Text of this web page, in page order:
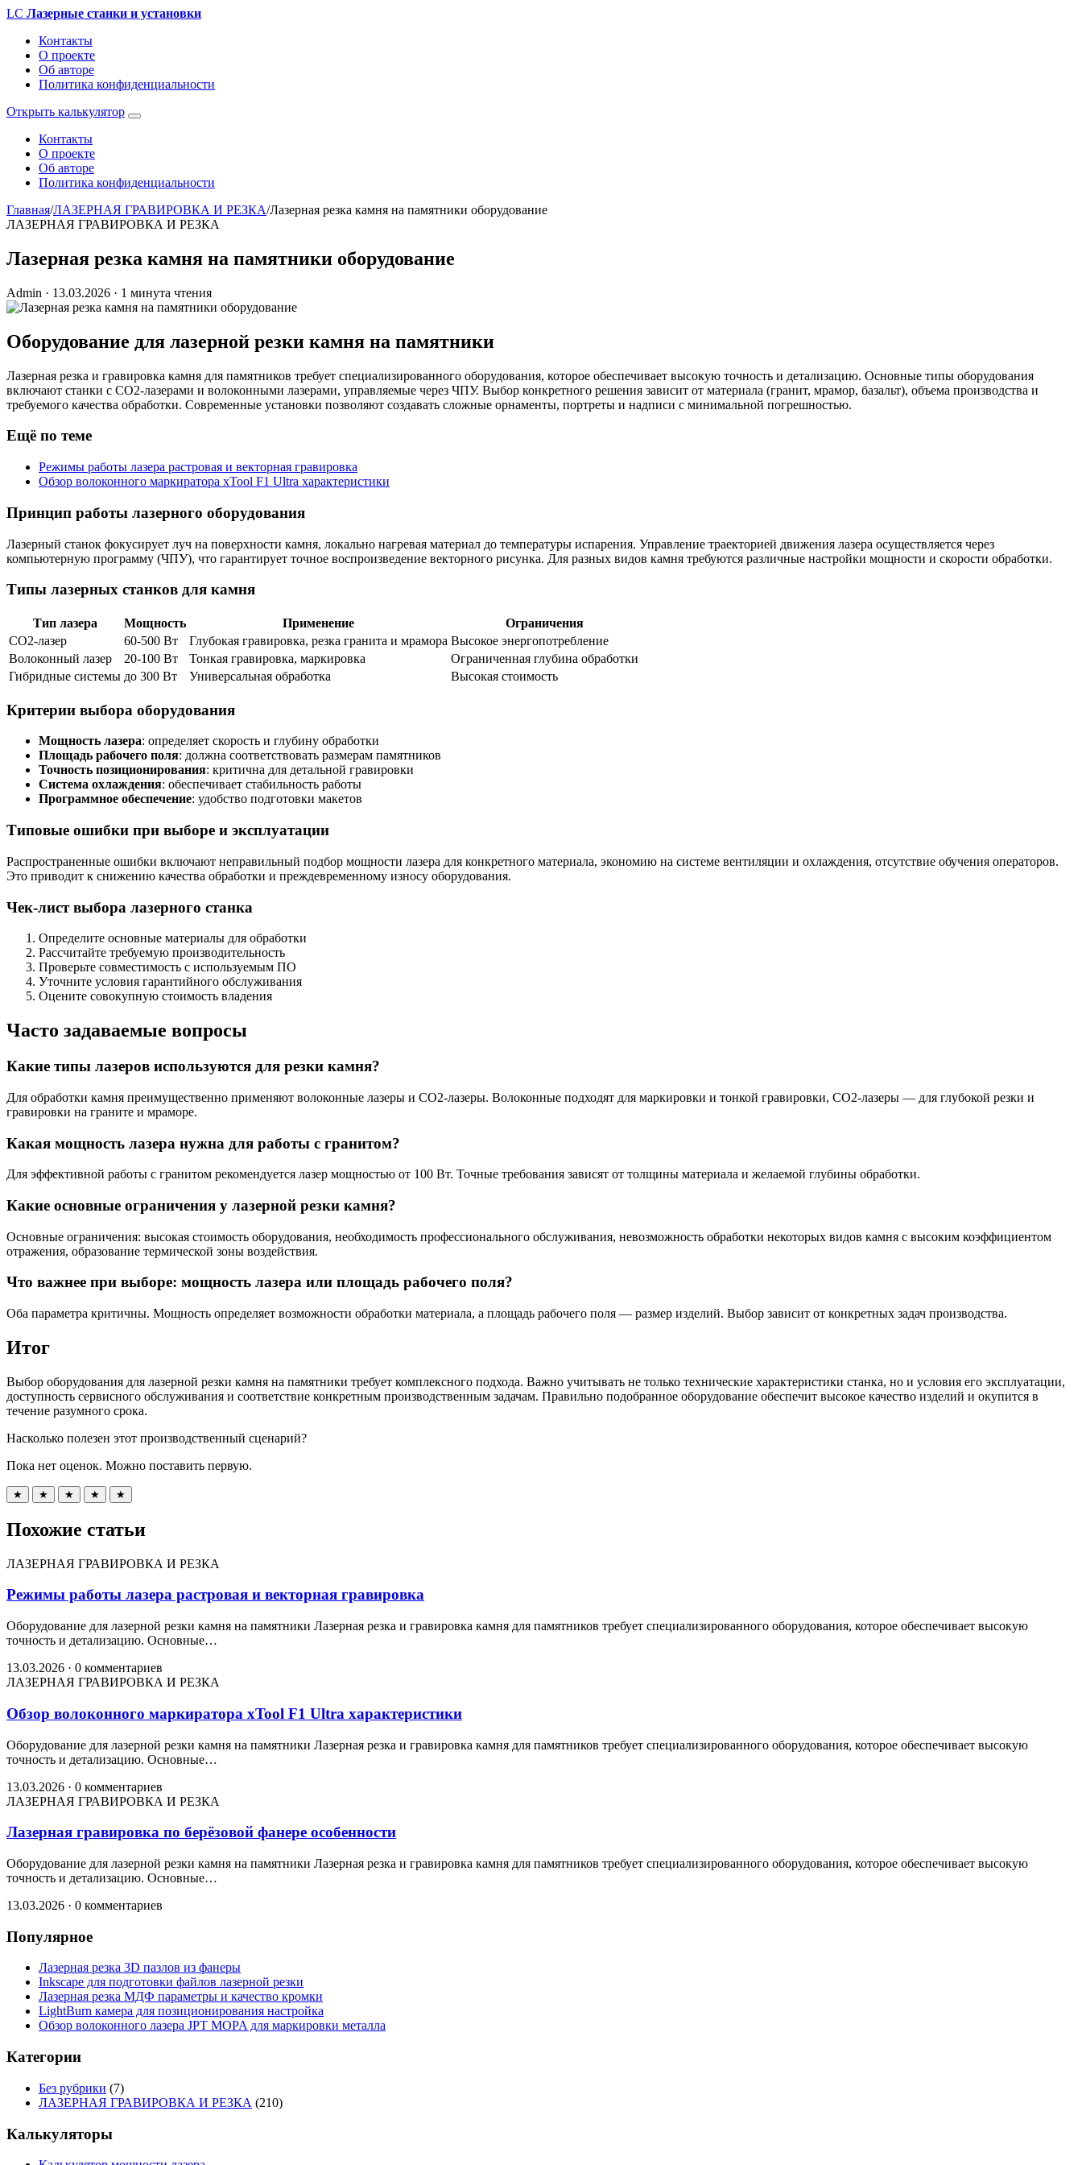
LC Лазерные станки и установки
Контакты
О проекте
Об авторе
Политика конфиденциальности
Открыть калькулятор
Контакты
О проекте
Об авторе
Политика конфиденциальности
Главная/ЛАЗЕРНАЯ ГРАВИРОВКА И РЕЗКА/Лазерная резка камня на памятники оборудование
ЛАЗЕРНАЯ ГРАВИРОВКА И РЕЗКА
Лазерная резка камня на памятники оборудование
Admin · 13.03.2026 · 1 минута чтения
Оборудование для лазерной резки камня на памятники
Лазерная резка и гравировка камня для памятников требует специализированного оборудования, которое обеспечивает высокую точность и детализацию. Основные типы оборудования
включают станки с CO2-лазерами и волоконными лазерами, управляемые через ЧПУ. Выбор конкретного решения зависит от материала (гранит, мрамор, базальт), объема производства и
требуемого качества обработки. Современные установки позволяют создавать сложные орнаменты, портреты и надписи с минимальной погрешностью.
Ещё по теме
Режимы работы лазера растровая и векторная гравировка
Обзор волоконного маркиратора xTool F1 Ultra характеристики
Принцип работы лазерного оборудования
Лазерный станок фокусирует луч на поверхности камня, локально нагревая материал до температуры испарения. Управление траекторией движения лазера осуществляется через
компьютерную программу (ЧПУ), что гарантирует точное воспроизведение векторного рисунка. Для разных видов камня требуются различные настройки мощности и скорости обработки.
Типы лазерных станков для камня
Тип лазера Мощность Применение
Ограничения
CO2-лазер
60-500 Вт Глубокая гравировка, резка гранита и мрамора Высокое энергопотребление
Волоконный лазер
20-100 Вт Тонкая гравировка, маркировка
Ограниченная глубина обработки
Гибридные системы до 300 Вт Универсальная обработка Высокая стоимость
Критерии выбора оборудования
Мощность лазера: определяет скорость и глубину обработки
Площадь рабочего поля: должна соответствовать размерам памятников
Точность позиционирования: критична для детальной гравировки
Система охлаждения: обеспечивает стабильность работы
Программное обеспечение: удобство подготовки макетов
Типовые ошибки при выборе и эксплуатации
Распространенные ошибки включают неправильный подбор мощности лазера для конкретного материала, экономию на системе вентиляции и охлаждения, отсутствие обучения операторов.
Это приводит к снижению качества обработки и преждевременному износу оборудования.
Чек-лист выбора лазерного станка
Определите основные материалы для обработки
Рассчитайте требуемую производительность
Проверьте совместимость с используемым ПО
Уточните условия гарантийного обслуживания
Оцените совокупную стоимость владения
Часто задаваемые вопросы
Какие типы лазеров используются для резки камня?
Для обработки камня преимущественно применяют волоконные лазеры и CO2-лазеры. Волоконные подходят для маркировки и тонкой гравировки, CO2-лазеры — для глубокой резки и
гравировки на граните и мраморе.
Какая мощность лазера нужна для работы с гранитом?
Для эффективной работы с гранитом рекомендуется лазер мощностью от 100 Вт. Точные требования зависят от толщины материала и желаемой глубины обработки.
Какие основные ограничения у лазерной резки камня?
Основные ограничения: высокая стоимость оборудования, необходимость профессионального обслуживания, невозможность обработки некоторых видов камня с высоким коэффициентом
отражения, образование термической зоны воздействия.
Что важнее при выборе: мощность лазера или площадь рабочего поля?
Оба параметра критичны. Мощность определяет возможности обработки материала, а площадь рабочего поля — размер изделий. Выбор зависит от конкретных задач производства.
Итог
Выбор оборудования для лазерной резки камня на памятники требует комплексного подхода. Важно учитывать не только технические характеристики станка, но и условия его эксплуатации,
доступность сервисного обслуживания и соответствие конкретным производственным задачам. Правильно подобранное оборудование обеспечит высокое качество изделий и окупится в
течение разумного срока.
Насколько полезен этот производственный сценарий?
Пока нет оценок. Можно поставить первую.
★ ★ ★ ★ ★
Похожие статьи
ЛАЗЕРНАЯ ГРАВИРОВКА И РЕЗКА
Режимы работы лазера растровая и векторная гравировка
Оборудование для лазерной резки камня на памятники Лазерная резка и гравировка камня для памятников требует специализированного оборудования, которое обеспечивает высокую
точность и детализацию. Основные…
13.03.2026 · 0 комментариев
ЛАЗЕРНАЯ ГРАВИРОВКА И РЕЗКА
Обзор волоконного маркиратора xTool F1 Ultra характеристики
Оборудование для лазерной резки камня на памятники Лазерная резка и гравировка камня для памятников требует специализированного оборудования, которое обеспечивает высокую
точность и детализацию. Основные…
13.03.2026 · 0 комментариев
ЛАЗЕРНАЯ ГРАВИРОВКА И РЕЗКА
Лазерная гравировка по берёзовой фанере особенности
Оборудование для лазерной резки камня на памятники Лазерная резка и гравировка камня для памятников требует специализированного оборудования, которое обеспечивает высокую
точность и детализацию. Основные…
13.03.2026 · 0 комментариев
Популярное
Лазерная резка 3D пазлов из фанеры
Inkscape для подготовки файлов лазерной резки
Лазерная резка МДФ параметры и качество кромки
LightBurn камера для позиционирования настройка
Обзор волоконного лазера JPT MOPA для маркировки металла
Категории
Без рубрики (7)
ЛАЗЕРНАЯ ГРАВИРОВКА И РЕЗКА (210)
Калькуляторы